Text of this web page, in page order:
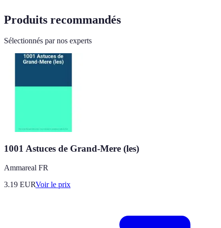
Produits recommandés
Sélectionnés par nos experts
1001 Astuces de Grand-Mere (les)
Ammareal FR
3.19 EURVoir le prix